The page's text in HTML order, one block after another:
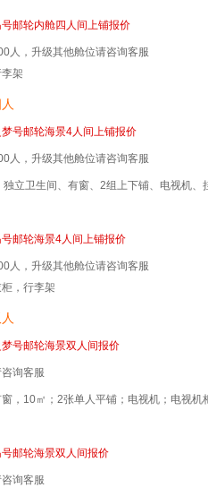
邮轮内舱四人间上铺报价
人，升级其他舱位请咨询客服
架
号邮轮海景4人间上铺报价
人，升级其他舱位请咨询客服
独立卫生间、有窗、2组上下铺、电视机、
邮轮海景4人间上铺报价
人，升级其他舱位请咨询客服
，行李架
号邮轮海景双人间报价
询客服
，10㎡；2张单人平铺；电视机；电视
邮轮海景双人间报价
询客服